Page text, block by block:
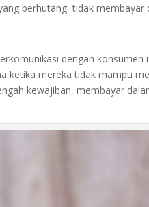
berhutang tidak membayar
dengan
ketika mereka tidak mampu
kewajiban, membayar